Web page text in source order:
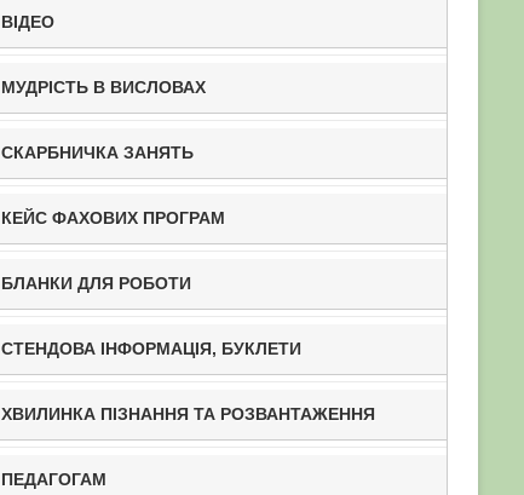
ВІДЕО
МУДРІСТЬ В ВИСЛОВАХ
СКАРБНИЧКА ЗАНЯТЬ
КЕЙС ФАХОВИХ ПРОГРАМ
БЛАНКИ ДЛЯ РОБОТИ
СТЕНДОВА ІНФОРМАЦІЯ, БУКЛЕТИ
ХВИЛИНКА ПІЗНАННЯ ТА РОЗВАНТАЖЕННЯ
ПЕДАГОГАМ